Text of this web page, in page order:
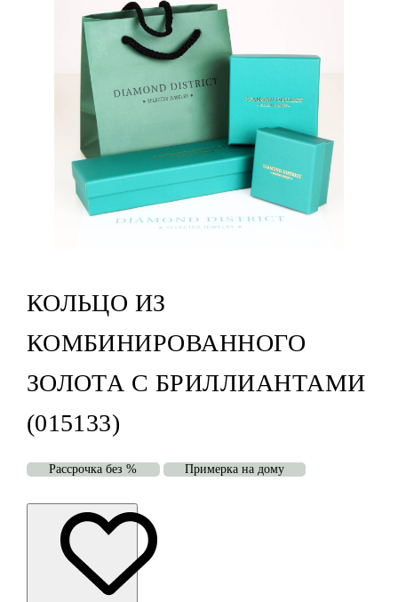
КОЛЬЦО ИЗ
КОМБИНИРОВАННОГО
ЗОЛОТА С БРИЛЛИАНТАМИ
(015133)
Рассрочка без % Примерка на дому